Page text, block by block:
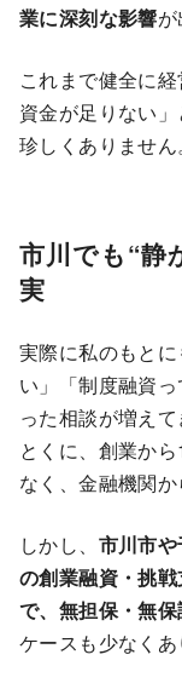
業に深刻な影響
これまで健全に
資金が足りない」
珍しくありません
市川でも“静
実
実際に私のもと
い」「制度融資
った相談が増えて
とくに、創業か
なく、金融機関
しかし、 市川市
の創業融資・挑
で、無担保・無
ケースも少なくあ